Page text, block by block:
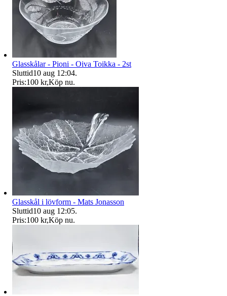
Glasskålar - Pioni - Oiva Toikka - 2st
Sluttid10 aug 12:04.
Pris:100 kr,Köp nu.
Glasskål i lövform - Mats Jonasson
Sluttid10 aug 12:05.
Pris:100 kr,Köp nu.